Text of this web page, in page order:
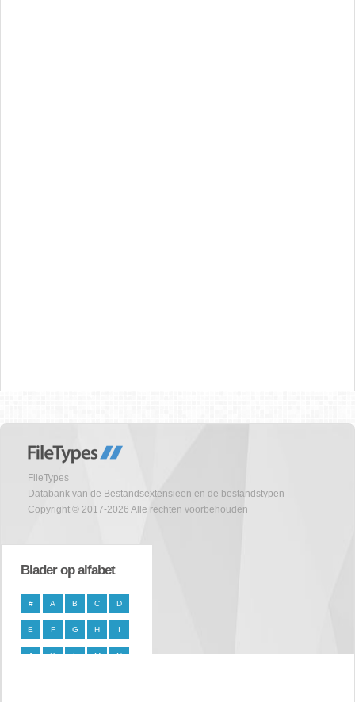
FileTypes
Databank van de Bestandsextensieen en de bestandstypen
Copyright © 2017-2026 Alle rechten voorbehouden
Blader op alfabet
# A B C D
E F G H I
J K L M N